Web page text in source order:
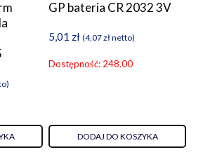
GP bateria CR 2032 3V
5,01 zł (4,07złnetto)
Dostępność: 248.00
DODAJ DO KOSZYKA